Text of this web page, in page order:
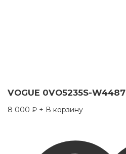
VOGUE 0VO5235S-W4487
8 000 ₽ + В корзину